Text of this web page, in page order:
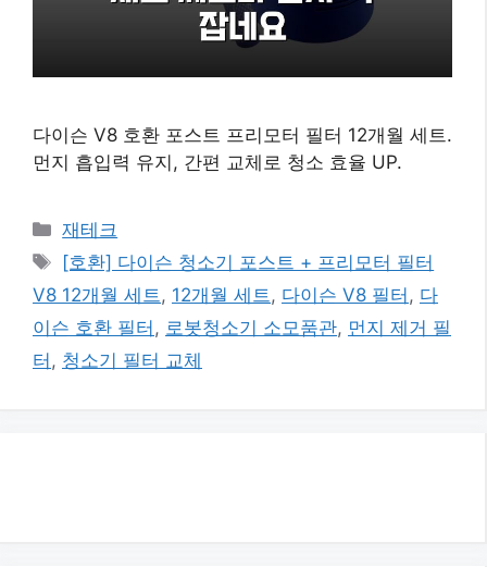
다이슨 V8 호환 포스트 프리모터 필터 12개월 세트.
먼지 흡입력 유지, 간편 교체로 청소 효율 UP.
카
테
리
재테크
태
그
[호환] 다이슨 청소기 포스트 + 프리모터 필터
V8 12개월 세트, 12개월 세트, 다이슨 V8 필터 , 다
이슨 호환 필터 , 로봇청소기 소모품관, 먼지 제거 필
터 , 청소기 필터 교체